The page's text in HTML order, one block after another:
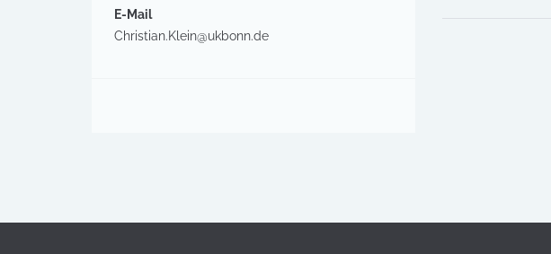
E-Mail
Christian.Klein@ukbonn.de